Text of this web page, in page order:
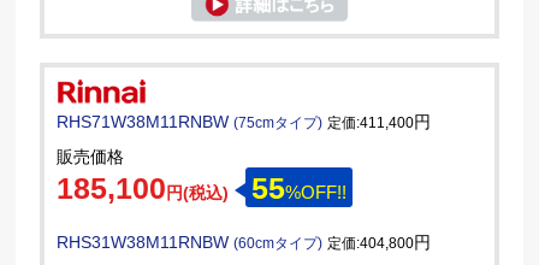
RHS71W38M11RNBW(75cmタイプ) 定価:411,400円
販売価格
185,100 円(税込) 55%OFF!!
RHS31W38M11RNBW(60cmタイプ) 定価:404,800円